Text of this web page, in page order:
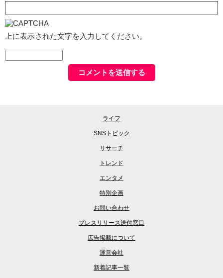
上に表示された文字を入力してください。
ライフ
SNSトピック
リサーチ
トレンド
エンタメ
特別企画
お問い合わせ
プレスリリース送付窓口
広告掲載について
運営会社
新着記事一覧